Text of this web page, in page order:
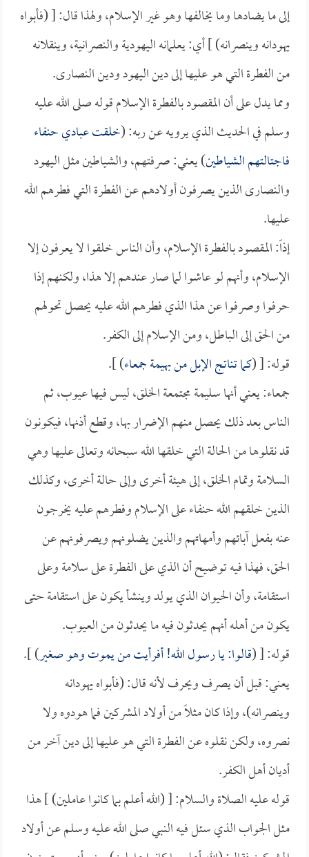
إلى ما يضادها وما يخالفها وهو غير الإسلام، ولهذا قال: [ (فأبواه
يهودانه وينصرانه) ] أي: يعلمانه اليهودية والنصرانية، وينقلانه
من الفطرة التي هو عليها إلى دين اليهود ودين النصارى.
ومما يدل على أن المقصود بالفطرة الإسلام قوله صلى الله عليه
وسلم في الحديث الذي يرويه عن ربه: (خلقت عبادي حنفاء
فاجتالتهم الشياطين) يعني: صرفتهم، والشياطين مثل اليهود
والنصارى الذين يصرفون أولادهم عن الفطرة التي فطرهم الله
عليها.
إذاً: المقصود بالفطرة الإسلام، وأن الناس خلقوا لا يعرفون إلا
الإسلام، وأنهم لو عاشوا لما صار عندهم إلا هذا، ولكنهم إذا
حرفوا وصرفوا عن هذا الذي فطرهم الله عليه يحصل تحولهم
من الحق إلى الباطل، ومن الإسلام إلى الكفر.
قوله: [ (كما تناتج الإبل من بهيمة جمعاء) ].
جمعاء: يعني أنها سليمة مجتمعة الخلق، ليس فيها عيوب، ثم
الناس بعد ذلك يحصل منهم الإضرار بها، وقطع أذنها، فيكونون
قد نقلوها من الحالة التي خلقها الله سبحانه وتعالى عليها وهي
السلامة وتمام الخلق، إلى هيئة أخرى وإلى حالة أخرى، وكذلك
الذين خلقهم الله حنفاء على الإسلام وفطرهم عليه يخرجون
عنه بفعل آبائهم وأمهاتهم والذين يضلونهم ويصرفونهم عن
الحق، فهذا فيه توضيح أن الذي على الفطرة على سلامة وعلى
استقامة، وأن الحيوان الذي يولد وينشأ يكون على استقامة حتى
يكون من أهله أنهم يحدثون فيه ما يحدثون من العيوب.
قوله: [ (قالوا: يا رسول الله! أفرأيت من يموت وهو صغير) ].
يعني: قبل أن يصرف ويحرف لأنه قال: (فأبواه يهودانه
وينصرانه)، وإذا كان مثلاً من أولاد المشركين فما هودوه ولا
نصروه، ولكن نقلوه عن الفطرة التي هو عليها إلى دين آخر من
أديان أهل الكفر.
قوله عليه الصلاة والسلام: [ (الله أعلم بما كانوا عاملين) ] هذا
مثل الجواب الذي سئل فيه النبي صلى الله عليه وسلم عن أولاد